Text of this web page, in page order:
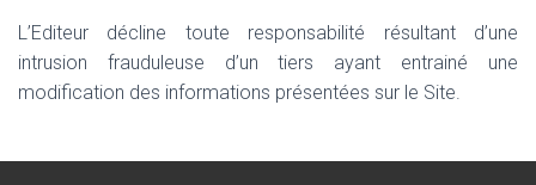
L’Editeur décline toute responsabilité résultant d’une
intrusion frauduleuse d’un tiers ayant entrainé une
modification des informations présentées sur le Site.